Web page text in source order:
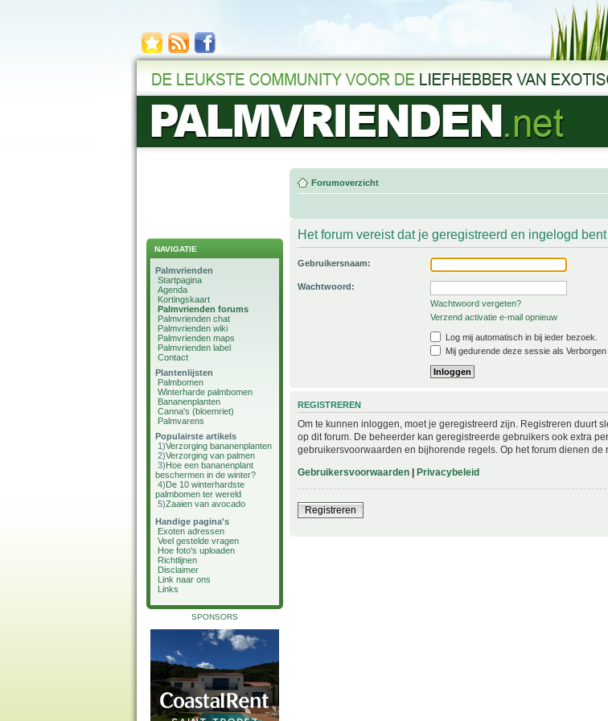
NAVIGATIE
Palmvrienden
Startpagina
Agenda
Kortingskaart
Palmvrienden forums
Palmvrienden chat
Palmvrienden wiki
Palmvrienden maps
Palmvrienden label
Contact
Plantenlijsten
Palmbomen
Winterharde palmbomen
Bananenplanten
Canna's (bloemriet)
Palmvarens
Populairste artikels
1)Verzorging bananenplanten
2)Verzorging van palmen
3)Hoe een bananenplant
beschermen in de winter?
4)De 10 winterhardste
palmbomen ter wereld
5)Zaaien van avocado
Handige pagina's
Exoten adressen
Veel gestelde vragen
Hoe foto's uploaden
Richtlijnen
Disclaimer
Link naar ons
Links
SPONSORS
Forumoverzicht
Het forum vereist dat je geregistreerd en ingelogd
Gebruikersnaam:
Wachtwoord:
Wachtwoord vergeten?
Verzend activatie e-mail opnieuw
Log mij automatisch in bij ieder bezoek.
Mij gedurende deze sessie als
REGISTREREN
Om te kunnen inloggen, moet je geregistreerd zijn. Registreren duurt
op dit forum. De beheerder kan geregistreerde gebruikers ook extra
gebruikersvoorwaarden en bijhorende regels. Op het forum dienen de
Gebruikersvoorwaarden | Privacybeleid
Registreren